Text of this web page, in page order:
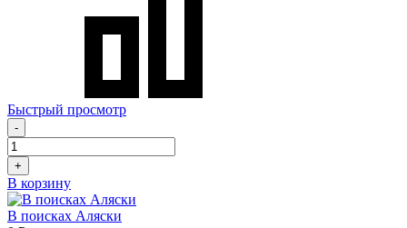
Быстрый просмотр
-
+
В корзину
В поисках Аляски